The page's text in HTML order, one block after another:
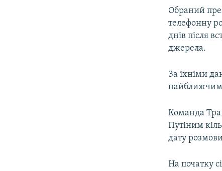
Обраний
телефонну
днів після
джерела.
За їхніми
Команда
Путіним
дату
На початку